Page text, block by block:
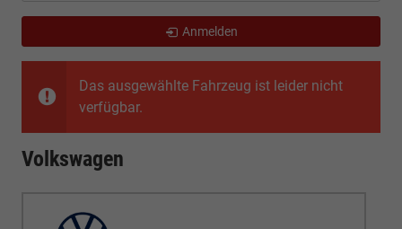
Das ausgewählte Fahrzeug ist leider nicht
verfügbar.
Volkswagen
Anmelden